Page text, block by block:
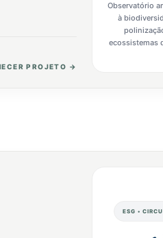
PROJETO →
Observatório
à
ecossistemas
ESG •